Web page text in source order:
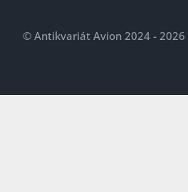
© Antikvariát Avion 2024 - 2026